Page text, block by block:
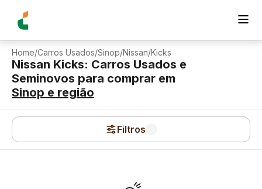
Home/Carros Usados/Sinop/Nissan/Kicks
Nissan Kicks: Carros Usados e
Seminovos para comprar em
Sinop e região
Filtros